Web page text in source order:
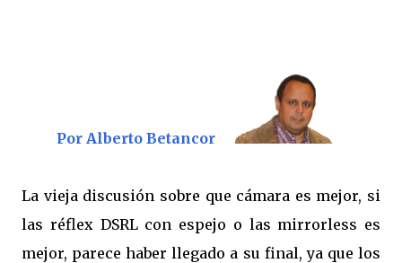
Por Alberto Betancor
La vieja discusión sobre que cámara es mejor, si
las réflex DSRL con espejo o las mirrorless es
mejor, parece haber llegado a su final, ya que los